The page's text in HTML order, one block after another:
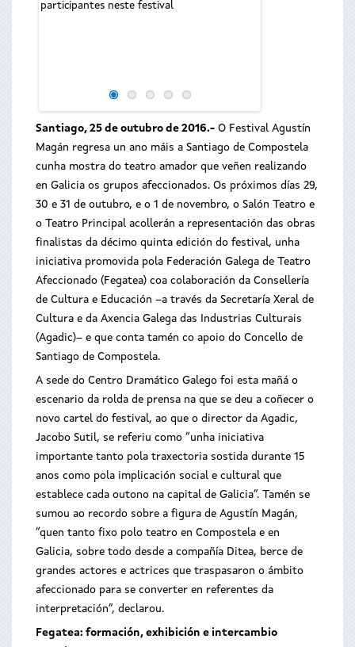
participantes neste festival
Santiago, 25 de outubro de 2016.- O Festival Agustín
Magán regresa un ano máis a Santiago de Compostela
cunha mostra do teatro amador que veñen realizando
en Galicia os grupos afeccionados. Os próximos días 29,
30 e 31 de outubro, e o 1 de novembro, o Salón Teatro e
o Teatro Principal acollerán a representación das obras
finalistas da décimo quinta edición do festival, unha
iniciativa promovida pola Federación Galega de Teatro
Afeccionado (Fegatea) coa colaboración da Consellería
de Cultura e Educación –a través da Secretaría Xeral de
Cultura e da Axencia Galega das Industrias Culturais
(Agadic)– e que conta tamén co apoio do Concello de
Santiago de Compostela.
A sede do Centro Dramático Galego foi esta mañá o
escenario da rolda de prensa na que se deu a coñecer o
novo cartel do festival, ao que o director da Agadic,
Jacobo Sutil, se referiu como “unha iniciativa
importante tanto pola traxectoria sostida durante 15
anos como pola implicación social e cultural que
establece cada outono na capital de Galicia”. Tamén se
sumou ao recordo sobre a figura de Agustín Magán,
“quen tanto fixo polo teatro en Compostela e en
Galicia, sobre todo desde a compañía Ditea, berce de
grandes actores e actrices que traspasaron o ámbito
afeccionado para se converter en referentes da
interpretación”, declarou.
Fegatea: formación, exhibición e intercambio